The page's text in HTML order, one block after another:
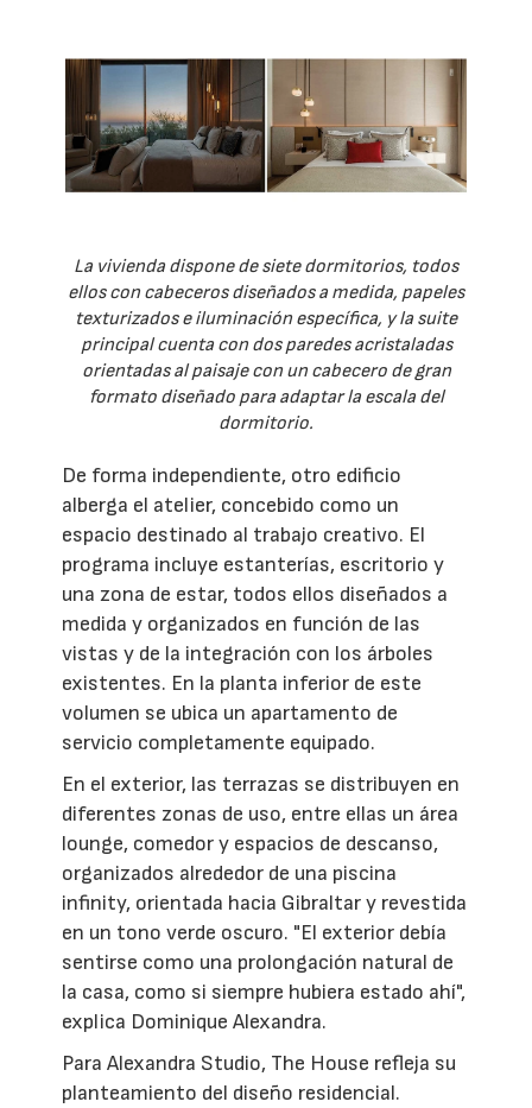
La vivienda dispone de siete dormitorios, todos
ellos con cabeceros diseñados a medida, papeles
texturizados e iluminación específica, y la suite
principal cuenta con dos paredes acristaladas
orientadas al paisaje con un cabecero de gran
formato diseñado para adaptar la escala del
dormitorio.
De forma independiente, otro edificio
alberga el atelier, concebido como un
espacio destinado al trabajo creativo. El
programa incluye estanterías, escritorio y
una zona de estar, todos ellos diseñados a
medida y organizados en función de las
vistas y de la integración con los árboles
existentes. En la planta inferior de este
volumen se ubica un apartamento de
servicio completamente equipado.
En el exterior, las terrazas se distribuyen en
diferentes zonas de uso, entre ellas un área
lounge, comedor y espacios de descanso,
organizados alrededor de una piscina
infinity, orientada hacia Gibraltar y revestida
en un tono verde oscuro. "El exterior debía
sentirse como una prolongación natural de
la casa, como si siempre hubiera estado ahí",
explica Dominique Alexandra.
Para Alexandra Studio, The House refleja su
planteamiento del diseño residencial.